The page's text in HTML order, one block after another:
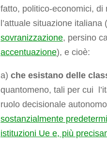
fatto, politico-economici, di
l’attuale situazione italiana
sovranizzazione, persino
accentuazione), e cioè:
a) che esistano delle
quantomeno, tali per cui
ruolo decisionale
sostanzialmente
istituzioni Ue e, più